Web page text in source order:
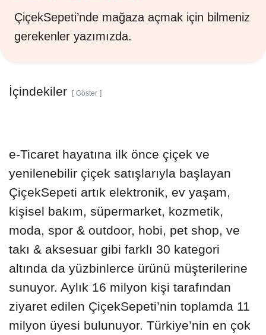
ÇiçekSepeti’nde mağaza açmak için bilmeniz
gerekenler yazımızda.
e-Ticaret hayatına ilk önce çiçek ve
yenilenebilir çiçek satışlarıyla başlayan
ÇiçekSepeti artık elektronik, ev yaşam,
kişisel bakım, süpermarket, kozmetik,
moda, spor & outdoor, hobi, pet shop, ve
takı & aksesuar gibi farklı 30 kategori
altında da yüzbinlerce ürünü müşterilerine
sunuyor. Aylık 16 milyon kişi tarafından
ziyaret edilen ÇiçekSepeti’nin toplamda 11
milyon üyesi bulunuyor. Türkiye’nin en çok
İçindekiler Göster